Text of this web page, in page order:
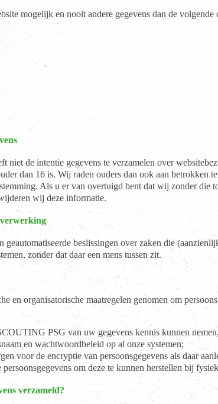
mogelijk en nooit andere gegevens dan de volgende
niet de intentie gegevens te verzamelen over
dan 16 is. Wij raden ouders dan ook aan
Als u er van overtuigd bent dat wij zonder die
wij deze informatie.
beslissingen over zaken die
zonder dat daar een mens tussen zit.
en organisatorische maatregelen genomen om
PSG van uw gegevens kennis kunnen
en wachtwoordbeleid op al onze systemen;
voor de encryptie van persoonsgegevens als daar
om deze te kunnen herstellen bij
verzameld?